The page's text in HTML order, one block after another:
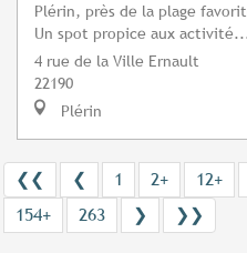
Plérin, près de la plage
Un spot propice aux
4 rue de la Ville Ernault
22190
Plérin
❮❮ ❮ 1 2+ 12+
154+
263 ❯ ❯❯